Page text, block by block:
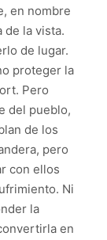
en nombre
de la vista.
de lugar.
proteger la
Pero
del pueblo,
de los
pero
con ellos
Ni
la
en